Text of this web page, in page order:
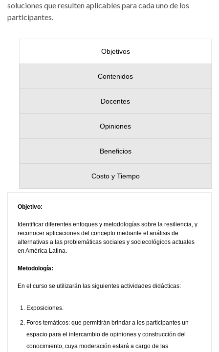
soluciones que resulten aplicables para cada uno de los
participantes.
Objetivos
Contenidos
Docentes
Opiniones
Beneficios
Costo y Tiempo
Objetivo:
Identificar diferentes enfoques y metodologías sobre la resiliencia, y
reconocer aplicaciones del concepto mediante el análisis de
alternativas a las problemáticas sociales y sociecológicos actuales
en América Latina.
Metodología:
En el curso se utilizarán las siguientes actividades didácticas:
Exposiciones.
Foros temáticos: que permitirán brindar a los participantes un
espacio para el intercambio de opiniones y construcción del
conocimiento, cuya moderación estará a cargo de las